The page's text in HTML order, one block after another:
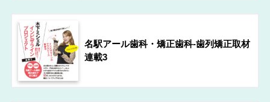
名駅アール歯科・矯正歯科-歯列矯正取材
連載3